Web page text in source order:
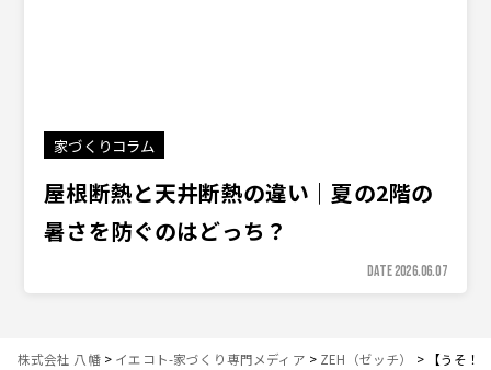
家づくりコラム
屋根断熱と天井断熱の違い｜夏の2階の
暑さを防ぐのはどっち？
DATE 2026.06.07
株式会社 八幡> イエコト-家づくり専門メディア > ZEH（ゼッチ） > 【うそ